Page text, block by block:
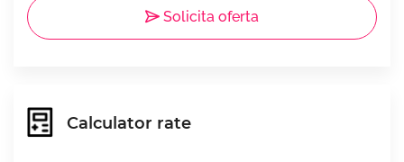
Solicita oferta
Calculator rate